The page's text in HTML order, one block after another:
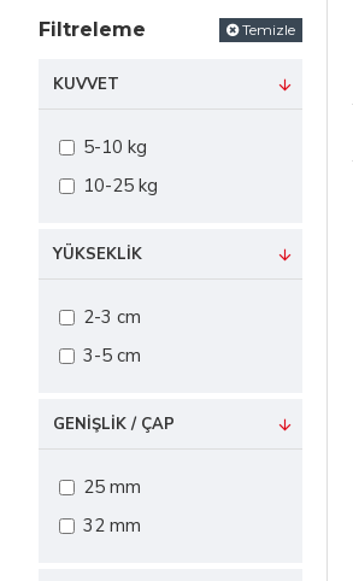
Filtreleme Temizle
KUVVET
5-10 kg
10-25 kg
YÜKSEKLIK
2-3 cm
3-5 cm
GENIŞLIK / ÇAP
25 mm
32 mm